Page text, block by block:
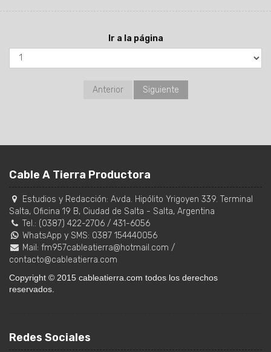
Ir a la página
Anterior Siguiente
Cable A Tierra Productora
Estudios y Redacción: Avda. Hipólito Yrigoyen 339. Terminal
Salta, Oficina 19 B, Ciudad de Salta - Salta, Argentina
Tel.: (0387) 422-2706 / 431-6056
WhatsApp y SMS: 0387 154440056
Mail: fm957cableatierra@hotmail.com /
contacto@cableatierra.com
Copyright © 2015 cableatierra.com todos los derechos
reservados.
Redes Sociales